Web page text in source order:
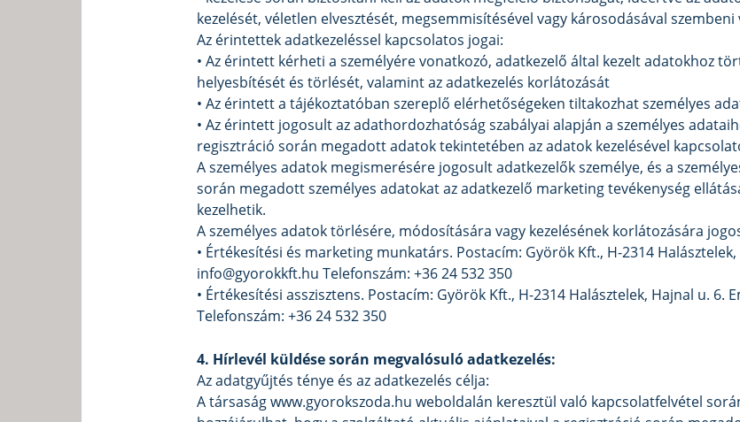
kezelését, véletlen elvesztését, megsemmisítésével vagy károsodásával
Az érintettek adatkezeléssel kapcsolatos jogai:
• Az érintett kérheti a személyére vonatkozó, adatkezelő által kezelt adatokhoz
helyesbítését és törlését, valamint az adatkezelés korlátozását
• Az érintett a tájékoztatóban szereplő elérhetőségeken tiltakozhat személyes
• Az érintett jogosult az adathordozhatóság szabályai alapján a személyes
regisztráció során megadott adatok tekintetében az adatok kezelésével
A személyes adatok megismerésére jogosult adatkezelők személye, és a
során megadott személyes adatokat az adatkezelő marketing tevékenység
kezelhetik.
A személyes adatok törlésére, módosítására vagy kezelésének korlátozására
• Értékesítési és marketing munkatárs. Postacím: Györök Kft., H-2314
info@gyorokkft.hu Telefonszám: +36 24 532 350
• Értékesítési asszisztens. Postacím: Györök Kft., H-2314 Halásztelek, Hajnal u. 6.
Telefonszám: +36 24 532 350
4. Hírlevél küldése során megvalósuló adatkezelés:
Az adatgyűjtés ténye és az adatkezelés célja:
A társaság www.gyorokszoda.hu weboldalán keresztül való kapcsolatfelvétel